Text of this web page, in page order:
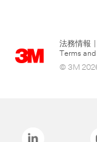
法務情報
Terms
© 3M